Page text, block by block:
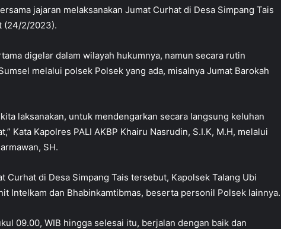
jajaran melaksanakan Jumat Curhat di Desa Simpang Tais
(24/2/2023).
digelar dalam wilayah hukumnya, namun secara rutin
melalui polsek Polsek yang ada, misalnya Jumat Barokah
laksanakan, untuk mendengarkan secara langsung keluhan
Kata Kapolres PALI AKBP Khairu Nasrudin, S.I.K, M.H, melalui
SH.
Curhat di Desa Simpang Tais tersebut, Kapolsek Talang Ubi
Intelkam dan Bhabinkamtibmas, beserta personil Polsek lainnya.
09.00, WIB hingga selesai itu, berjalan dengan baik dan